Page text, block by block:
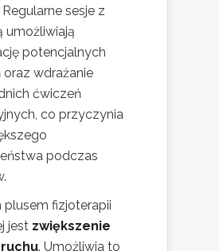
Regularne sesje z
umożliwiają
potencjalnych
oraz wdrażanie
ćwiczeń
co przyczynia
podczas
plusem fizjoterapii
jest zwiększenie
. Umożliwia to